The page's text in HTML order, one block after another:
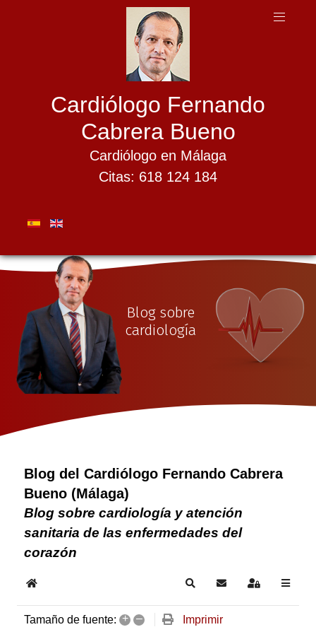
Cardiólogo Fernando
Cabrera Bueno
Cardiólogo en Málaga
Citas: 618 124 184
Blog sobre
cardiología
Blog del Cardiólogo Fernando Cabrera
Bueno (Málaga)
Blog sobre cardiología y atención
sanitaria de las enfermedades del
corazón
Home SearchSuscribirse a las
Sign In
Tamaño de fuente: + – Imprimir